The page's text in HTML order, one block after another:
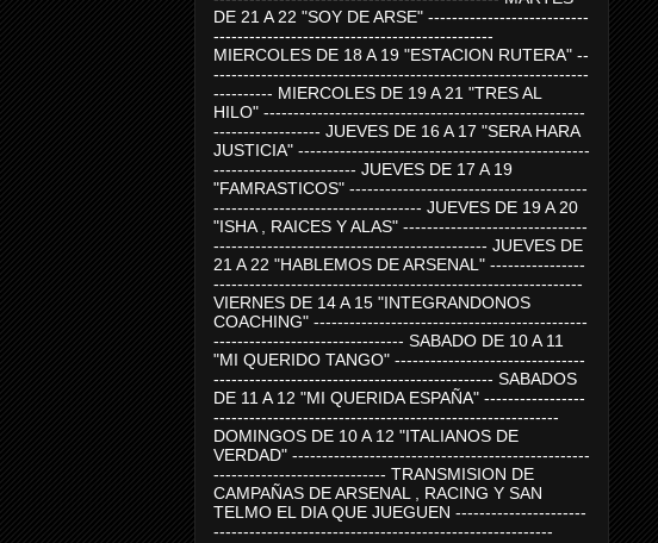
DE 21 A 22 "SOY DE ARSE" ---------------------------
-----------------------------------------------
MIERCOLES DE 18 A 19 "ESTACION RUTERA" --
---------------------------------------------------------------
---------- MIERCOLES DE 19 A 21 "TRES AL
HILO" ------------------------------------------------------
------------------ JUEVES DE 16 A 17 "SERA HARA
JUSTICIA" -------------------------------------------------
------------------------ JUEVES DE 17 A 19
"FAMRASTICOS" ----------------------------------------
----------------------------------- JUEVES DE 19 A 20
"ISHA , RAICES Y ALAS" -------------------------------
---------------------------------------------- JUEVES DE
21 A 22 "HABLEMOS DE ARSENAL" ----------------
--------------------------------------------------------------
VIERNES DE 14 A 15 "INTEGRANDONOS
COACHING" ----------------------------------------------
-------------------------------- SABADO DE 10 A 11
"MI QUERIDO TANGO" --------------------------------
----------------------------------------------- SABADOS
DE 11 A 12 "MI QUERIDA ESPAÑA" -----------------
----------------------------------------------------------
DOMINGOS DE 10 A 12 "ITALIANOS DE
VERDAD" --------------------------------------------------
----------------------------- TRANSMISION DE
CAMPAÑAS DE ARSENAL , RACING Y SAN
TELMO EL DIA QUE JUEGUEN ----------------------
---------------------------------------------------------